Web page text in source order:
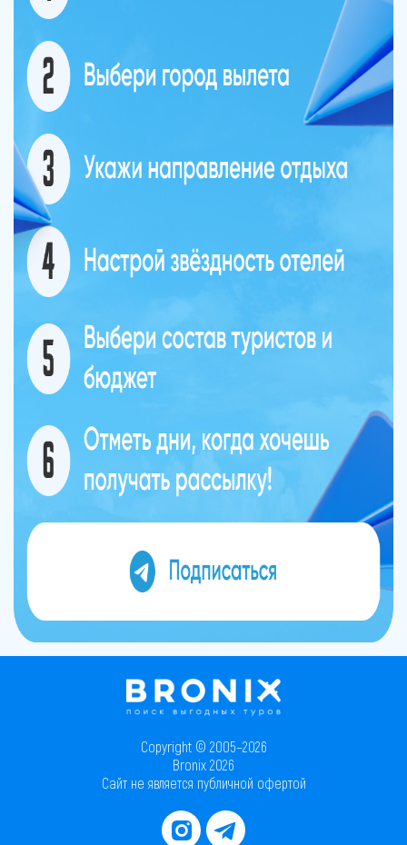
Copyright © 2005–2026
Bronix 2026
Сайт не является публичной офертой